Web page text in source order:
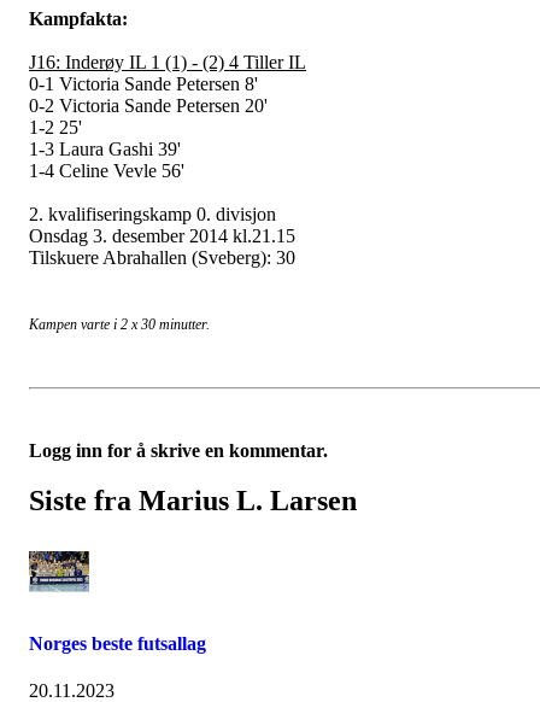
Kampfakta:
J16: Inderøy IL 1 (1) - (2) 4 Tiller IL
0-1 Victoria Sande Petersen 8'
0-2 Victoria Sande Petersen 20'
1-2 25'
1-3 Laura Gashi 39'
1-4 Celine Vevle 56'
2. kvalifiseringskamp 0. divisjon
Onsdag 3. desember 2014 kl.21.15
Tilskuere Abrahallen (Sveberg): 30
Kampen varte i 2 x 30 minutter.
Logg inn for å skrive en kommentar.
Siste fra Marius L. Larsen
Norges beste futsallag
20.11.2023